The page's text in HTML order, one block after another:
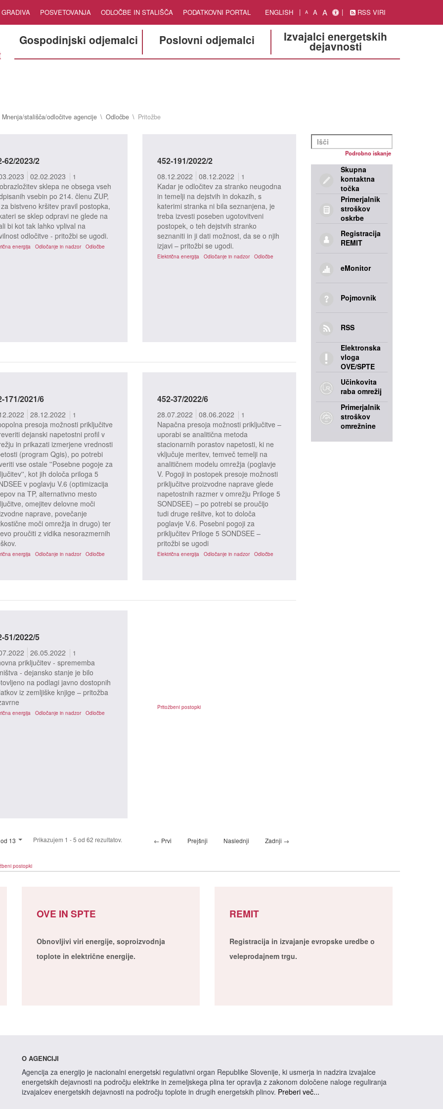
GRADIVA POSVETOVANJA ODLOČBE IN STALIŠČA PODATKOVNI PORTAL ENGLISH A A A RSS VIRI
Gospodinjski odjemalci Poslovni odjemalci Izvajalci energetskih
dejavnosti
Mnenja/stališča/odločitve agencije Odločbe Pritožbe
62/2023/2
02.02.2023 1
sklepa ne obsega vseh
vsebin po 214. členu ZUP,
bistveno kršitev pravil postopka,
se sklep odpravi ne glede na
bi kot tak lahko vplival na
odločitve - pritožbi se ugodi.
energija Odločanje in nadzor Odločbe
postopki
452-191/2022/2
08.12.2022 08.12.2022 1
Kadar je odločitev za stranko neugodna
in temelji na dejstvih in dokazih, s
katerimi stranka ni bila seznanjena, je
treba izvesti poseben ugotovitveni
postopek, o teh dejstvih stranko
seznaniti in ji dati možnost, da se o njih
izjavi – pritožbi se ugodi.
Električna energija Odločanje in nadzor Odločbe
Pritožbeni postopki
171/2021/6
28.12.2022 1
presoja možnosti priključitve
dejanski napetostni profil v
in prikazati izmerjene vrednosti
(program Qgis), po potrebi
vse ostale ''Posebne pogoje za
kot jih določa priloga 5
v poglavju V.6 (optimizacija
na TP, alternativno mesto
omejitev delovne moči
naprave, povečanje
moči omrežja in drugo) ter
proučiti z vidika nesorazmernih
energija Odločanje in nadzor Odločbe
postopki
452-37/2022/6
28.07.2022 08.06.2022 1
Napačna presoja možnosti priključitve –
uporabi se analitična metoda
stacionarnih porastov napetosti, ki ne
vključuje meritev, temveč temelji na
analitičnem modelu omrežja (poglavje
V. Pogoji in postopek presoje možnosti
priključitve proizvodne naprave glede
napetostnih razmer v omrežju Priloge 5
SONDSEE) – po potrebi se proučijo
tudi druge rešitve, kot to določa
poglavje V.6. Posebni pogoji za
priključitev Priloge 5 SONDSEE –
pritožbi se ugodi
Električna energija Odločanje in nadzor Odločbe
Pritožbeni postopki
51/2022/5
26.05.2022 1
priključitev - sprememba
- dejansko stanje je bilo
na podlagi javno dostopnih
iz zemljiške knjige – pritožba
energija Odločanje in nadzor Odločbe
postopki
13 Prikazujem 1 - 5 od 62 rezultatov. ← Prvi Prejšnji Naslednji Zadnji →
Podrobno iskanje
Skupna
kontaktna
točka
Primerjalnik
stroškov
oskrbe
Registracija
REMIT
eMonitor
Pojmovnik
RSS
Elektronska
vloga
OVE/SPTE
Učinkovita
raba omrežij
Primerjalnik
stroškov
omrežnine
OVE IN SPTE
Obnovljivi viri energije, soproizvodnja
toplote in električne energije.
REMIT
Registracija in izvajanje evropske uredbe o
veleprodajnem trgu.
O AGENCIJI
Agencija za energijo je nacionalni energetski regulativni organ Republike Slovenije, ki usmerja in nadzira izvajalce
energetskih dejavnosti na področju elektrike in zemeljskega plina ter opravlja z zakonom določene naloge reguliranja
izvajalcev energetskih dejavnosti na področju toplote in drugih energetskih plinov. Preberi več...